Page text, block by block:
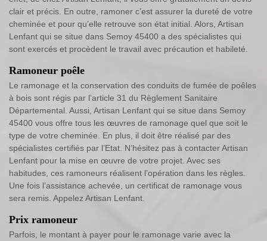
clair et précis. En outre, ramoner c’est assurer la dureté de votre
cheminée et pour qu’elle retrouve son état initial. Alors, Artisan
Lenfant qui se situe dans Semoy 45400 a des spécialistes qui
sont exercés et procèdent le travail avec précaution et habileté.
Ramoneur poêle
Le ramonage et la conservation des conduits de fumée de poêles
à bois sont régis par l’article 31 du Règlement Sanitaire
Départemental. Aussi, Artisan Lenfant qui se situe dans Semoy
45400 vous offre tous les œuvres de ramonage quel que soit le
type de votre cheminée. En plus, il doit être réalisé par des
spécialistes certifiés par l’Etat. N’hésitez pas à contacter Artisan
Lenfant pour la mise en œuvre de votre projet. Avec ses
habitudes, ces ramoneurs réalisent l’opération dans les règles.
Une fois l’assistance achevée, un certificat de ramonage vous
sera remis. Appelez Artisan Lenfant.
Prix ramoneur
Parfois, le montant à payer pour le ramonage varie avec la